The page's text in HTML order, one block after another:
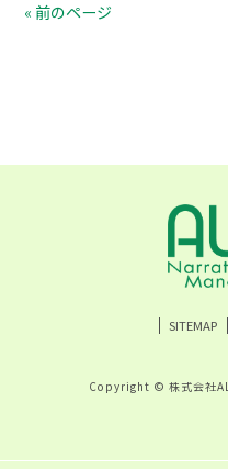
« 前のページ
SITEMAP
Copyright © 株式会社